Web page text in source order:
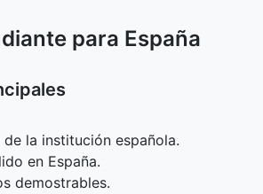
para España
la institución española.
en España.
demostrables.